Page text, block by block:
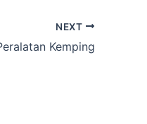
NEXT
Kemping